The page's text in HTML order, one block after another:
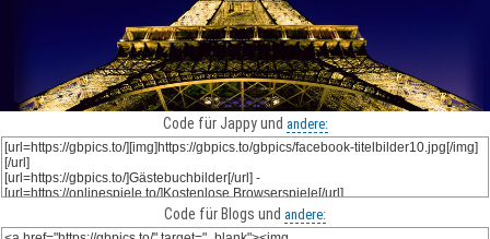
Code für Jappy und andere:
Code für Blogs und andere: